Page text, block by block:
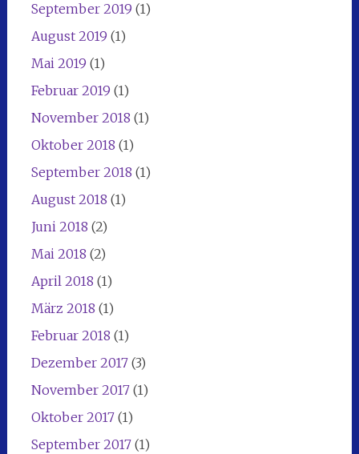
September 2019 (1)
August 2019 (1)
Mai 2019 (1)
Februar 2019 (1)
November 2018 (1)
Oktober 2018 (1)
September 2018 (1)
August 2018 (1)
Juni 2018 (2)
Mai 2018 (2)
April 2018 (1)
März 2018 (1)
Februar 2018 (1)
Dezember 2017(3)
November 2017(1)
Oktober 2017(1)
September 2017(1)